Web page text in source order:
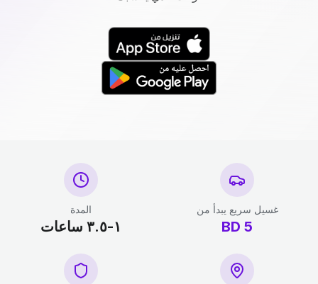
غسيل سريع يبدأ من
5
BD
المدة
١-٣.٥ ساعات